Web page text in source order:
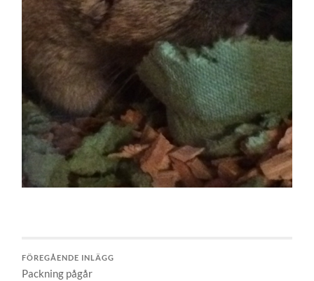
FÖREGÅENDE INLÄGG
Packning pågår